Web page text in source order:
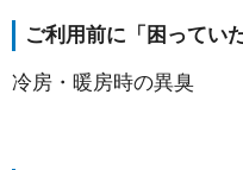
ご利用前に「困ってい
冷房・暖房時の異臭